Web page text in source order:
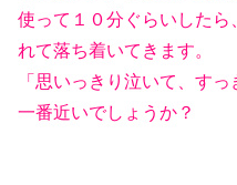
使って１０分ぐらいした
れて落ち着いてきます。
「思いっきり泣いて、す
一番近いでしょうか？